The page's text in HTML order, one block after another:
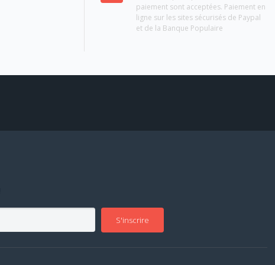
paiement sont acceptées. Paiement en
ligne sur les sites sécurisés de Paypal
et de la Banque Populaire
S'inscrire